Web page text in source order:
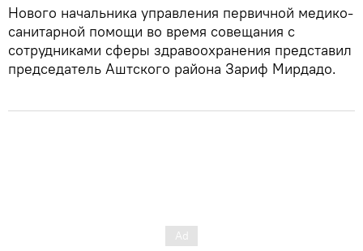
Нового начальника управления первичной медико-
санитарной помощи во время совещания с
сотрудниками сферы здравоохранения представил
председатель Аштского района Зариф Мирдадо.